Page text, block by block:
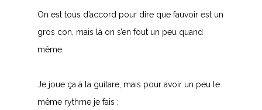
On est tous d’accord pour dire que fauvoir est un
gros con, mais là on s’en fout un peu quand
même.
Je joue ça à la guitare, mais pour avoir un peu le
même rythme je fais :